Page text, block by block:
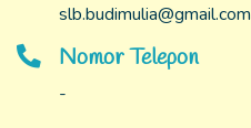
slb.budimulia@gmail.com
Nomor Telepon
-